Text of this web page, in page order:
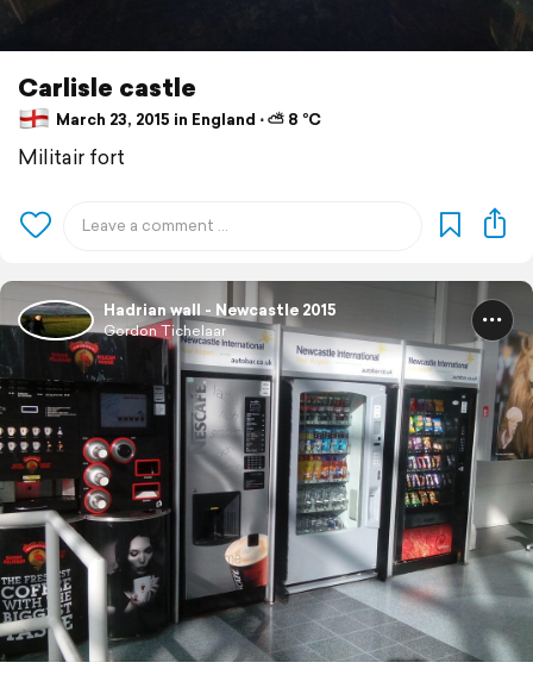
Carlisle castle
March 23, 2015 in England ⋅ ⛅ 8 °C
Militair fort
Hadrian wall - Newcastle 2015
Gordon Tichelaar